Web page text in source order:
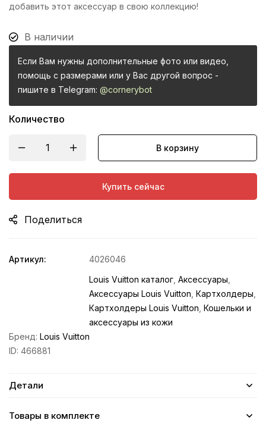
добавить этот аксессуар в свою коллекцию!
В наличии
Если Вам нужны дополнительные фото или видео,
помощь с размерами или у Вас другой вопрос -
пишите в Telegram: @cornerybot
Количество
В корзину
Купить сейчас
Поделиться
Артикул:
4026046
Louis Vuitton каталог Аксессуары
Аксессуары Louis Vuitton Картхолдеры
Картхолдеры Louis Vuitton Кошельки и
аксессуары из кожи
Бренд: Louis Vuitton
ID: 466881
Детали
Товары в комплекте